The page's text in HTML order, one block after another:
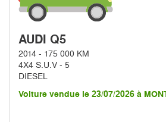
AUDI Q5
2014 - 175 000 KM
4X4 S.U.V - 5
DIESEL
Voiture vendue le 23/07/2026 à